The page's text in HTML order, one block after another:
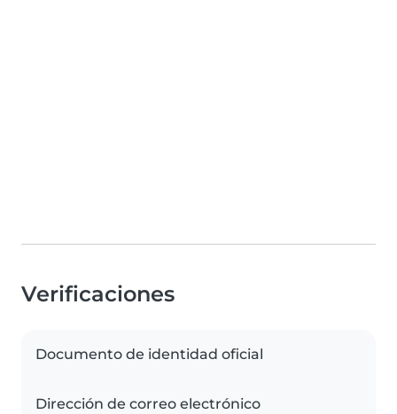
Verificaciones
Documento de identidad oficial
Dirección de correo electrónico